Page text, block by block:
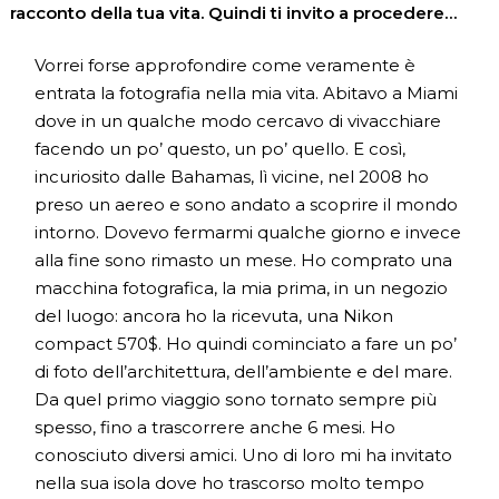
racconto della tua vita. Quindi ti invito a procedere…
Vorrei forse approfondire come veramente è
entrata la fotografia nella mia vita. Abitavo a Miami
dove in un qualche modo cercavo di vivacchiare
facendo un po’ questo, un po’ quello. E così,
incuriosito dalle Bahamas, lì vicine, nel 2008 ho
preso un aereo e sono andato a scoprire il mondo
intorno. Dovevo fermarmi qualche giorno e invece
alla fine sono rimasto un mese. Ho comprato una
macchina fotografica, la mia prima, in un negozio
del luogo: ancora ho la ricevuta, una Nikon
compact 570$. Ho quindi cominciato a fare un po’
di foto dell’architettura, dell’ambiente e del mare.
Da quel primo viaggio sono tornato sempre più
spesso, fino a trascorrere anche 6 mesi. Ho
conosciuto diversi amici. Uno di loro mi ha invitato
nella sua isola dove ho trascorso molto tempo